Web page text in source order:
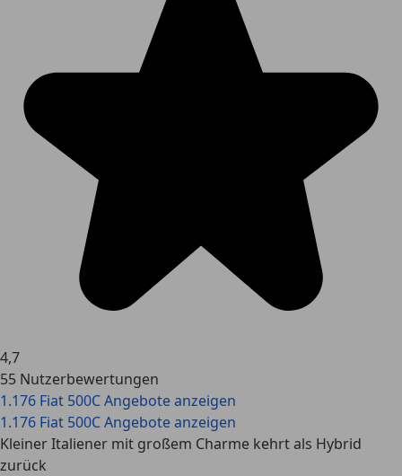
4,7
55 Nutzerbewertungen
1.176 Fiat 500C Angebote anzeigen
1.176 Fiat 500C Angebote anzeigen
Kleiner Italiener mit großem Charme kehrt als Hybrid
zurück